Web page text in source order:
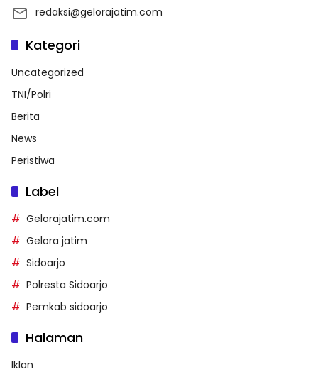
redaksi@gelorajatim.com
Kategori
Uncategorized
TNI/Polri
Berita
News
Peristiwa
Label
Gelorajatim.com
Gelora jatim
Sidoarjo
Polresta Sidoarjo
Pemkab sidoarjo
Halaman
Iklan